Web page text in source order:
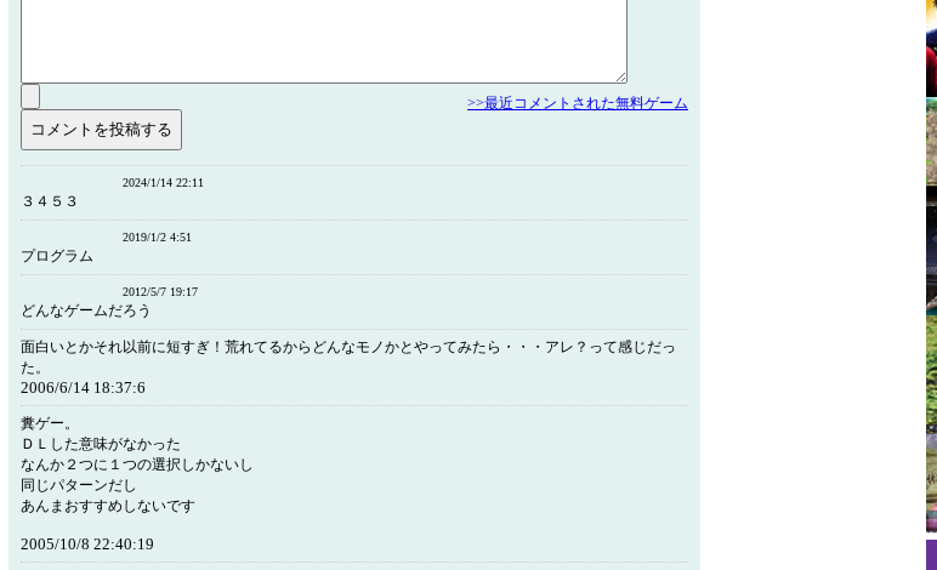
>>最近コメントされた無料ゲーム
2024/1/14 22:11
３４５３
2019/1/2 4:51
プログラム
2012/5/7 19:17
どんなゲームだろう
面白いとかそれ以前に短すぎ！荒れてるからどんなモノかとやってみたら・・・アレ？って感じだっ
た。
2006/6/14 18:37:6
糞ゲー。
ＤＬした意味がなかった
なんか２つに１つの選択しかないし
同じパターンだし
あんまおすすめしないです
2005/10/8 22:40:19